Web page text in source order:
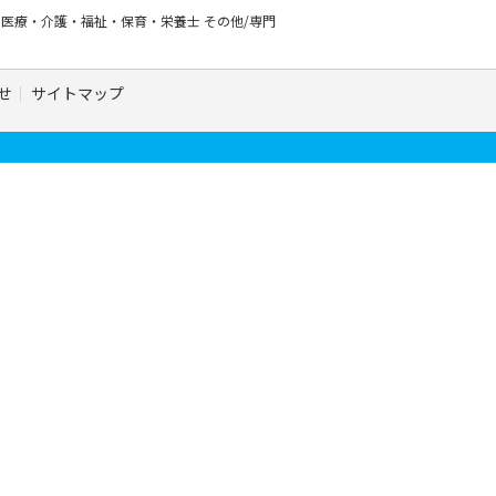
医療・介護・福祉・保育・栄養士 その他/専門
サイトマップ